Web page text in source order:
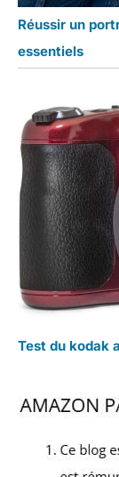
Réussir un
essentiels
Test du kodak